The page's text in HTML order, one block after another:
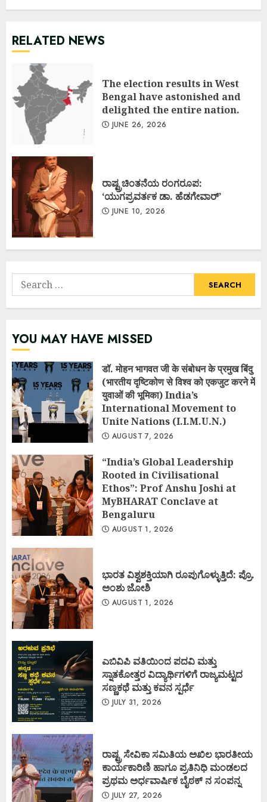
RELATED NEWS
The election results in West
Bengal have astonished and
delighted the entire nation.
JUNE 26, 2026
ರಾಷ್ಟ್ರಚಿಂತನೆಯ ರಂಗರೂಪ:
‘ಯುಗಪ್ರವರ್ತಕ ಡಾ. ಹೆಡಗೇವಾರ್’
JUNE 10, 2026
Search
for:
YOU MAY HAVE MISSED
डॉ. मोहन भागवत जी के संबोधन के प्रमुख बिंदु
(भारतीय दृष्टिकोण से विश्व को एकजुट करने में
युवाओं की भूमिका) India’s
International Movement to
Unite Nations (I.I.M.U.N.)
AUGUST 7, 2026
“India’s Global Leadership
Rooted in Civilisational
Ethos”: Prof Anshu Joshi at
MyBHARAT Conclave at
Bengaluru
AUGUST 1, 2026
ಭಾರತ ವಿಶ್ವಶಕ್ತಿಯಾಗಿ ರೂಪುಗೊಳ್ಳುತ್ತಿದೆ: ಪ್ರೊ.
ಅಂಶು ಜೋಶಿ
AUGUST 1, 2026
ಎಬಿವಿಪಿ ವತಿಯಿಂದ ಪದವಿ ಮತ್ತು
ಸ್ನಾತಕೋತ್ತರ ವಿದ್ಯಾರ್ಥಿಗಳಿಗೆ ರಾಜ್ಯಮಟ್ಟದ
ಸಣ್ಣಕಥೆ ಮತ್ತು ಕವನ ಸ್ಪರ್ಧೆ
JULY 31, 2026
ರಾಷ್ಟ್ರ ಸೇವಿಕಾ ಸಮಿತಿಯ ಅಖಿಲ ಭಾರತೀಯ
ಕಾರ್ಯಕಾರಿಣಿ ಹಾಗೂ ಪ್ರತಿನಿಧಿ ಮಂಡಲದ
ಪ್ರಥಮ ಅರ್ಧವಾರ್ಷಿಕ ಬೈಠಕ್ ನ ಸಂಪನ್ನ
JULY 27, 2026